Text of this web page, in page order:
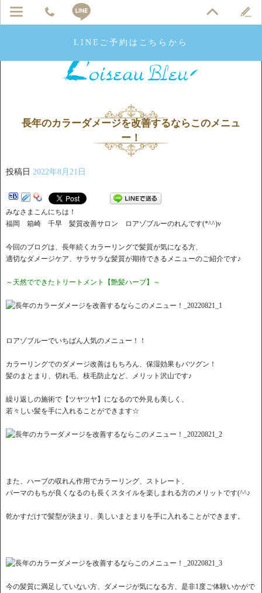
LINEご予約はこちらから
長年のカラーダメージを改善するならこのメニュ
ー！
投稿日 2022年8月21日
みなさまこんにちは！
福岡 箱崎 千早 髪質改善サロン ロアゾブルーのれんです(*^^)v
今回のブログは、長年続くカラーリングで髪質が気になる方、
適切なダメージケア、サラサラな髪質が期待できるメニューのご紹介です♪
～天然でできたトリートメント【艶髪ハーブ】～
ロアゾブルーでいちばん人気のメニュー！！
カラーリングでのダメージ改善はもちろん、保湿効果もバツグン！
髪のまとまり、切れ毛、枝毛防止など、メリット沢山です♪
繰り返しの施術で【ツヤツヤ】になるので外見も美しく、
若々しい髪を手に入れることができます☆
また、ハーブの収れん作用でカラーリング、ストレート、
パーマのもちが良くなるのも長くスタイルを楽しまれる方のメリットです(^^♪
乾かすだけで髪型が決まり、美しいまとまりを手に入れることができます。
今の髪質に満足していない方、ダメージが気になる方、是非1度ご体験いかがで